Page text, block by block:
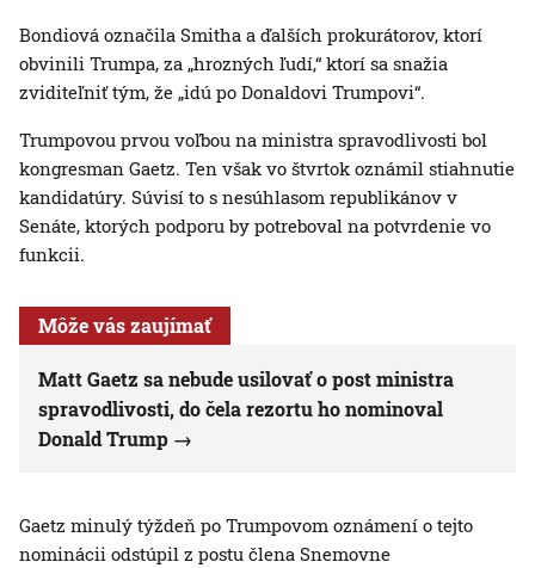
Bondiová označila Smitha a ďalších prokurátorov, ktorí
obvinili Trumpa, za „hrozných ľudí,“ ktorí sa snažia
zviditeľniť tým, že „idú po Donaldovi Trumpovi“.
Trumpovou prvou voľbou na ministra spravodlivosti bol
kongresman Gaetz. Ten však vo štvrtok oznámil stiahnutie
kandidatúry. Súvisí to s nesúhlasom republikánov v
Senáte, ktorých podporu by potreboval na potvrdenie vo
funkcii.
Môže vás zaujímať
Matt Gaetz sa nebude usilovať o post ministra
spravodlivosti, do čela rezortu ho nominoval
Donald Trump
Gaetz minulý týždeň po Trumpovom oznámení o tejto
nominácii odstúpil z postu člena Snemovne